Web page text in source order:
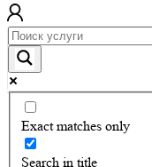
Exact matches only
Search in title